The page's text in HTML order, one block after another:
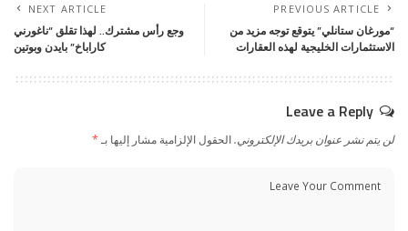
PREVIOUS ARTICLE
“مورغان ستانلي” يتوقع توجه مزيد من
الاستثمارات الخليجية لهذه العقارات
NEXT ARTICLE
وجع رأس مشترك.. لهذا تقلق “ناغورني
كاراباخ” بايدن وبوتين
Leave a Reply
لن يتم نشر عنوان بريدك الإلكتروني.الحقول الإلزامية مشار إليها بـ*